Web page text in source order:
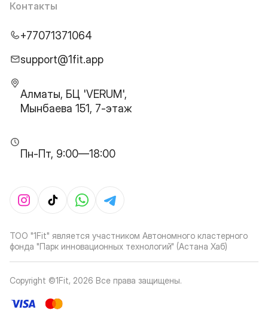
Контакты
+77071371064
support@1fit.app
Алматы, БЦ 'VERUM',
Мынбаева 151, 7-этаж
Пн-Пт, 9:00—18:00
ТОО "1Fit" является участником Автономного кластерного
фонда "Парк инновационных технологий" (Астана Хаб)
Copyright ©1Fit, 2026 Все права защищены.